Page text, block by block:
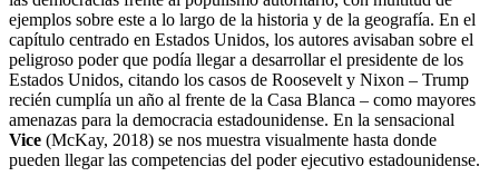
ejemplos sobre este a lo largo de la historia y de la geografía. En el
capítulo centrado en Estados Unidos, los autores avisaban sobre el
peligroso poder que podía llegar a desarrollar el presidente de los
Estados Unidos, citando los casos de Roosevelt y Nixon – Trump
recién cumplía un año al frente de la Casa Blanca – como mayores
amenazas para la democracia estadounidense. En la sensacional
Vice (McKay, 2018) se nos muestra visualmente hasta donde
pueden llegar las competencias del poder ejecutivo estadounidense.